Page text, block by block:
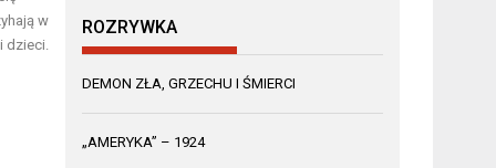
w
dzieci.
ROZRYWKA
DEMON ZŁA, GRZECHU I ŚMIERCI
„AMERYKA” – 1924